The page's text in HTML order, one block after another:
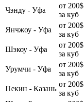
Чэнду - Уфа
от 200$
за куб
Янчжоу - Уфа
от 200$
за куб
Шэкоу - Уфа
от 200$
за куб
Урумчи - Уфа
от 200$
за куб
Пекин - Казань
от 200$
за куб